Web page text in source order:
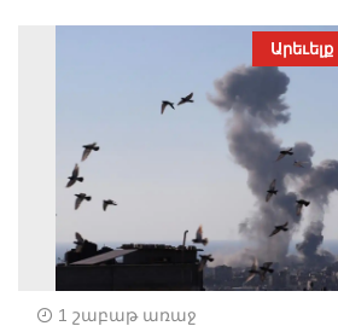
Արեւելք
1 շաբաթ առաջ